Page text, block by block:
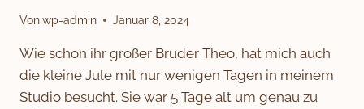
Vonwp-admin Januar 8, 2024
Wie schon ihr großer Bruder Theo, hat mich auch
die kleine Jule mit nur wenigen Tagen in meinem
Studio besucht. Sie war 5 Tage alt um genau zu